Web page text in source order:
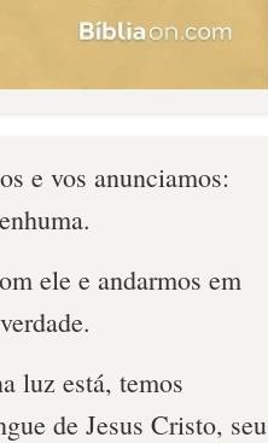
e vos anunciamos:
ele e andarmos em
luz está, temos
de Jesus Cristo, seu